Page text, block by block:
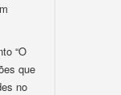
“O
que
no